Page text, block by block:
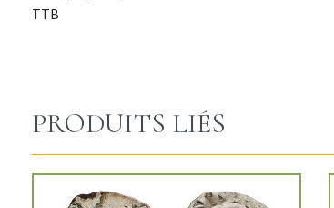
TTB
PRODUITS LIÉS